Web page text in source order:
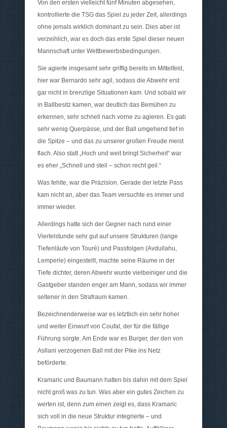
Von den ersten vielleicht fünf Minuten abgesehen,
kontrollierte die TSG das Spiel zu jeder Zeit, allerdings
ohne jemals wirklich dominant zu sein. Dies aber ist
verzeihlich, war es doch das erste Spiel dieser neuen
Mannschaft unter Wettbewerbsbedingungen.
Sie agierte insgesamt sehr griffig bereits im Mittelfeld,
hier war Bernardo sehr agil, sodass die Abwehr erst
gar nicht in brenzlige Situationen kam. Und sobald wir
in Ballbesitz kamen, war deutlich das Bemühen zu
erkennen, sehr schnell nach vorne zu agieren. Es gab
sehr wenig Querpässe, und der Ball umgehend tief in
die Spitze – und das zu unserer großen Freude meist
flach. Also statt „Hoch und weit bringt Sicherheit“ war
es eher „Schnell und steil – schon recht geil.“
Was fehlte, war die Präzision. Gerade der letzte Pass
kam nicht an, aber das Team versuchte es immer und
immer wieder.
Allerdings hatte sich der Gegner nach rund einer
Viertelstunde sehr gut auf unsere Strukturen (lange
Tiefenläufe von Touré) und Passfolgen (Avdullahu,
Lemperle) eingestellt, machte seine Räume in der
Tiefe dichter, deren Abwehr wurde vielbeiniger und die
Gastgeber standen enger am Mann, sodass wir immer
seltener in den Strafraum kamen.
Bezeichnenderweise war es letztlich ein sehr hoher
und weiter Einwurf von Coufal, der für die fällige
Führung sorgte. Am Ende war es Burger, der den von
Asllani verzogenen Ball mit der Pike ins Netz
beförderte.
Kramaric und Baumann hatten bis dahin mit dem Spiel
nicht groß was zu tun. Was aber ein gutes Zeichen zu
werten ist, denn zum einen zeigt es, dass Kramaric
sich voll in die neue Struktur integrierte – und